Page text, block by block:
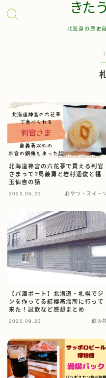
きた
北海道の歴史
サイトマップ
北海道神宮の六花亭で買える判官
さまって?島義勇と岩村通俊と福
玉仙吉の話
2023.06.23 おやつ・スイー
【パ酒ポート】北海道・札幌でジ
ンを作ってる紅櫻蒸溜所に行って
来た！試飲など感想まとめ
2020.09.23 飲み